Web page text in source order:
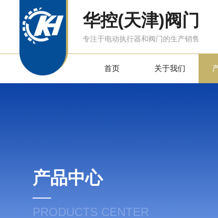
华控(天津)阀门
专注于电动执行器和阀门的生产销售
首页 关于我们
产品中心
PRODUCTS CENTER